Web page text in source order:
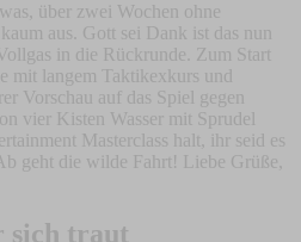
über zwei Wochen ohne
aus. Gott sei Dank ist das nun
in die Rückrunde. Zum Start
mit langem Taktikexkurs und
Vorschau auf das Spiel gegen
vier Kisten Wasser mit Sprudel
Masterclass halt, ihr seid es
geht die wilde Fahrt! Liebe Grüße,
sich traut